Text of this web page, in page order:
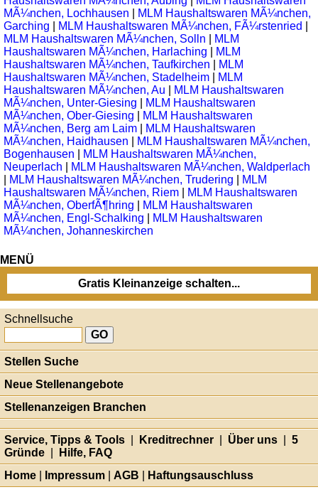
MÃ¼nchen, Lochhausen
MLM Haushaltswaren MÃ¼nchen,
Garching
MLM Haushaltswaren MÃ¼nchen, FÃ¼rstenried
MLM Haushaltswaren MÃ¼nchen, Solln
MLM
Haushaltswaren MÃ¼nchen, Harlaching
MLM
Haushaltswaren MÃ¼nchen, Taufkirchen
MLM
Haushaltswaren MÃ¼nchen, Stadelheim
MLM
Haushaltswaren MÃ¼nchen, Au
MLM Haushaltswaren
MÃ¼nchen, Unter-Giesing
MLM Haushaltswaren
MÃ¼nchen, Ober-Giesing
MLM Haushaltswaren
MÃ¼nchen, Berg am Laim
MLM Haushaltswaren
MÃ¼nchen, Haidhausen
MLM Haushaltswaren MÃ¼nchen,
Bogenhausen
MLM Haushaltswaren MÃ¼nchen,
Neuperlach
MLM Haushaltswaren MÃ¼nchen, Waldperlach
MLM Haushaltswaren MÃ¼nchen, Trudering
MLM
Haushaltswaren MÃ¼nchen, Riem
MLM Haushaltswaren
MÃ¼nchen, OberfÃ¶hring
MLM Haushaltswaren
MÃ¼nchen, Engl-Schalking
MLM Haushaltswaren
MÃ¼nchen, Johanneskirchen
MENÜ
Gratis Kleinanzeige schalten...
Schnellsuche
Stellen Suche
Neue Stellenangebote
Stellenanzeigen Branchen
Service, Tipps & Tools Kreditrechner Über uns
5
Gründe
Hilfe, FAQ
Home
Impressum AGB Haftungsauschluss